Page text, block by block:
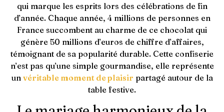
qui marque les esprits lors des célébrations de fin
d’année. Chaque année, 4 millions de personnes en
France succombent au charme de ce chocolat qui
génère 50 millions d’euros de chiffre d’affaires,
témoignant de sa popularité durable. Cette confiserie
n’est pas qu’une simple gourmandise, elle représente
un véritable moment de plaisir partagé autour de la
table festive.